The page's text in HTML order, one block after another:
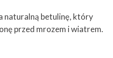
naturalną betulinę, który
przed mrozem i wiatrem.